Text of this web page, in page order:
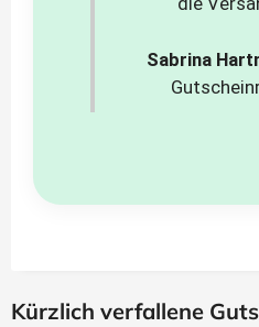
Sabrina
Kürzlich verfallene